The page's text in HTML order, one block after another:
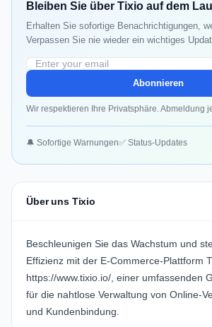
Bleiben Sie über Tixio auf dem
Erhalten Sie sofortige Benachrichtigungen,
Verpassen Sie nie wieder ein wichtiges
Abonnieren
Wir respektieren Ihre Privatsphäre. Abmeldung
🔔 Sofortige Warnungen✅ Status-Updates
Über uns Tixio
Beschleunigen Sie das Wachstum und
Effizienz mit der E-Commerce-Plattform
https://www.tixio.io/, einer umfassenden
für die nahtlose Verwaltung von Online-
und Kundenbindung.